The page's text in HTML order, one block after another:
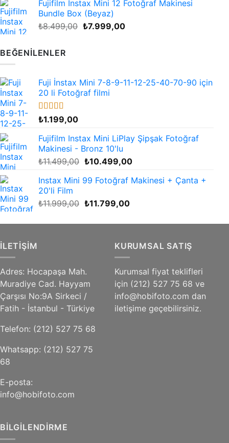
Fujifilm İnstax Mini 12 Fotoğraf Makinesi
Bundle Box (Beyaz)
₺8.499,00 Orijinal
₺7.999,00Şu
BEĞENILENLER
Fuji İnstax Mini 7-8-9-11-12-25-40-70-90 için
20 li Fotoğraf filmi
5 üzerinden
oy aldı
₺1.199,00
Fujifilm Instax Mini LiPlay Şipşak Fotoğraf
Makinesi - Bronz 10'lu
₺11.499,00 Orijinal
₺11.499,00.
₺10.499,00Şu
fiyat:
Instax Mini 99 Fotoğraf Makinesi + Çanta +
20'li Film
₺11.999,00 Orijinal
₺11.999,00.
₺11.799,00Şu
fiyat:
İLETIŞIM
Adres: Hocapaşa Mah.
Muradiye Cad. Hayyam
Çarşısı No:9A Sirkeci /
Fatih - İstanbul - Türkiye
Telefon: (212) 527 75 68
Whatsapp: (212) 527 75
68
E-posta:
info@hobifoto.com
KURUMSAL SATIŞ
Kurumsal fiyat teklifleri
için (212) 527 75 68 ve
info@hobifoto.com dan
iletişime geçebilirsiniz.
BILGILENDIRME